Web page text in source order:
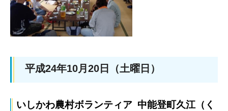
平成24年10月20日（土曜日）
いしかわ農村ボランティア 中能登町久江（く